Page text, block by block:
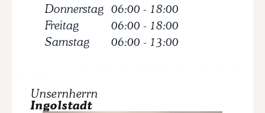
Donnerstag 06:00 - 18:00
Freitag
06:00 - 18:00
Samstag
06:00 - 13:00
Unsernherrn
Ingolstadt